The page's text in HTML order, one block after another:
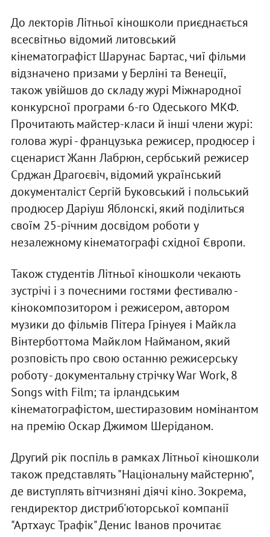
До лекторів Літньої кіношколи приєднається
всесвітньо відомий литовський
кінематографіст Шарунас Бартас, чиї фільми
відзначено призами у Берліні та Венеції,
також увійшов до складу журі Міжнародної
конкурсної програми 6-го Одеського МКФ.
Прочитають майстер-класи й інші члени журі:
голова журі - французька режисер, продюсер і
сценарист Жанн Лабрюн, сербський режисер
Срджан Драгоєвіч, відомий український
документаліст Сергій Буковський і польський
продюсер Даріуш Яблонскі, який поділиться
своїм 25-річним досвідом роботи у
незалежному кінематографі східної Європи.
Також студентів Літньої кіношколи чекають
зустрічі і з почесними гостями фестивалю -
кінокомпозитором і режисером, автором
музики до фільмів Пітера Грінуея і Майкла
Вінтерботтома Майклом Найманом, який
розповість про свою останню режисерську
роботу - документальну стрічку War Work, 8
Songs with Film; та ірландським
кінематографістом, шестиразовим номінантом
на премію Оскар Джимом Шеріданом.
Другий рік поспіль в рамках Літньої кіношколи
також представлять "Національну майстерню",
де виступлять вітчизняні діячі кіно. Зокрема,
гендиректор дистриб'юторської компанії
"Артхаус Трафік" Денис Іванов прочитає